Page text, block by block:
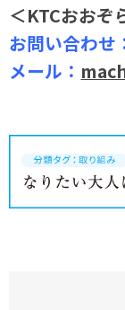
＜KTCおおぞ
お問い合わせ
メール：